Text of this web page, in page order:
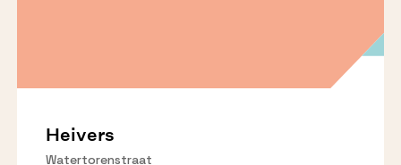
Heivers
Watertorenstraat